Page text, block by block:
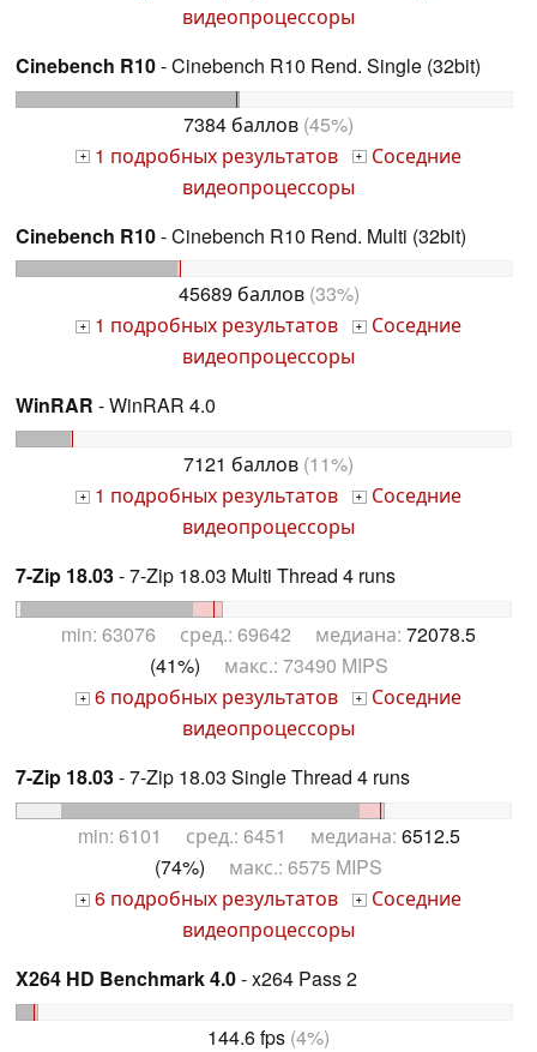
видеопроцессоры
Cinebench R10- Cinebench R10 Rend. Single (32bit)
7384 баллов (45%)
+ 1 подробных результатов + Соседние
видеопроцессоры
Cinebench R10- Cinebench R10 Rend. Multi (32bit)
45689 баллов(33%)
+ 1 подробных результатов + Соседние
видеопроцессоры
WinRAR - WinRAR 4.0
7121 баллов (11%)
+ 1 подробных результатов + Соседние
видеопроцессоры
7-Zip 18.03- 7-Zip 18.03 Multi Thread 4 runs
min: 63076 сред.: 69642 медиана: 72078.5
(41%) макс.: 73490 MIPS
+ 6 подробных результатов + Соседние
видеопроцессоры
7-Zip 18.03- 7-Zip 18.03 Single Thread 4 runs
min: 6101 сред.: 6451 медиана: 6512.5
(74%) макс.: 6575 MIPS
+ 6 подробных результатов + Соседние
видеопроцессоры
X264 HD Benchmark 4.0- x264 Pass 2
144.6 fps (4%)